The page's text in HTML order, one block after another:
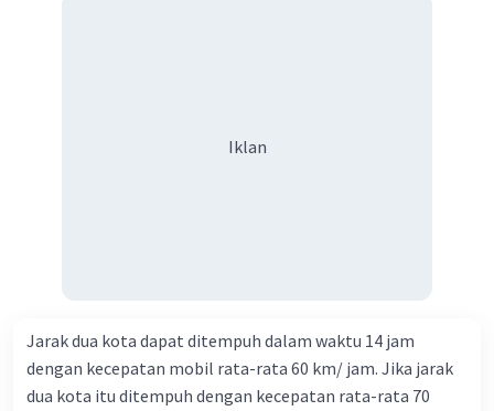
Iklan
Jarak dua kota dapat ditempuh dalam waktu 14 jam
dengan kecepatan mobil rata-rata 60 km/ jam. Jika jarak
dua kota itu ditempuh dengan kecepatan rata-rata 70